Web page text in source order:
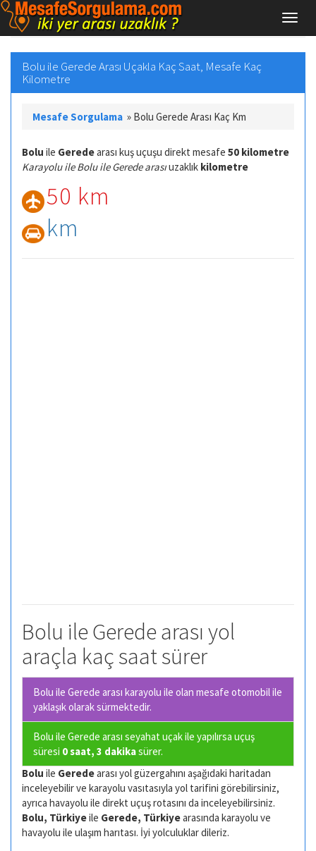
Bolu ile Gerede Arası Uçakla Kaç Saat, Mesafe Kaç
Kilometre
Mesafe Sorgulama » Bolu Gerede Arası Kaç Km
Bolu ile Geredearası kuş uçuşu direkt mesafe 50 kilometre
Karayolu ile Bolu ile Gerede arasıuzaklık kilometre
50 km
km
Bolu ile Gerede arası yol
araçla kaç saat sürer
Bolu ile Gerede arası karayolu ile olan mesafe otomobil ile
yaklaşık olaraksürmektedir.
Bolu ile Gerede arası seyahat uçak ile yapılırsa uçuş
süresi 0 saat, 3 dakikasürer.
Bolu ile Geredearası yol güzergahını aşağıdaki haritadan
inceleyebilir ve karayolu vasıtasıyla yol tarifini görebilirsiniz,
ayrıca havayolu ile direkt uçuş rotasını da inceleyebilirsiniz.
Bolu, Türkiyeile Gerede, Türkiyearasında karayolu ve
havayolu ile ulaşım harıtası. İyi yolculuklar dileriz.